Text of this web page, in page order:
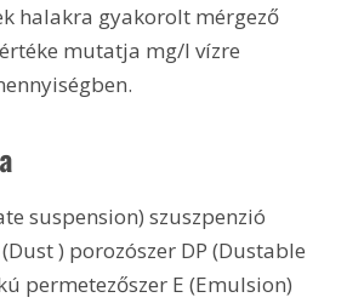
halakra gyakorolt mérgező
mutatja mg/l vízre
suspension) szuszpenzió
) porozószer DP (Dustable
permetezőszer E (Emulsion)